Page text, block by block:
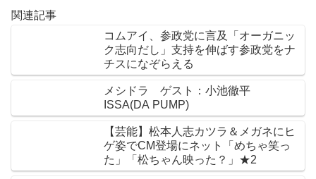
関連記事
コムアイ、参政党に言及「オーガニッ
ク志向だし」支持を伸ばす参政党をナ
チスになぞらえる
メシドラ ゲスト：小池徹平
ISSA(DA PUMP)
【芸能】松本人志カツラ＆メガネにヒ
ゲ姿でCM登場にネット「めちゃ笑っ
た」「松ちゃん映った？」★2